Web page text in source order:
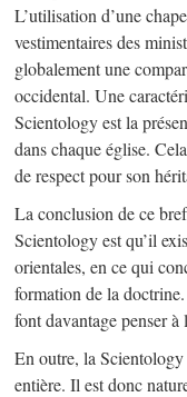
L’utilisation d’une
vestimentaires des
globalement une
occidental. Une
Scientology est la
dans chaque église.
de respect pour son
La conclusion de ce
Scientology est qu’il
orientales, en ce qui
formation de la
font davantage penser
En outre, la
entière. Il est donc